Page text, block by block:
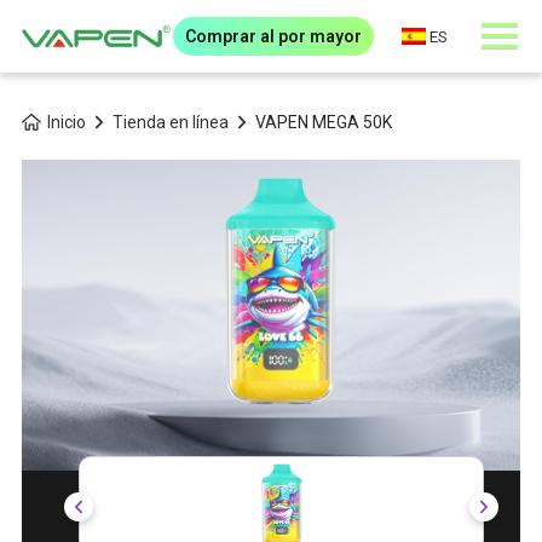
Comprar al por mayor ES
Inicio Tienda en línea VAPEN MEGA 50K